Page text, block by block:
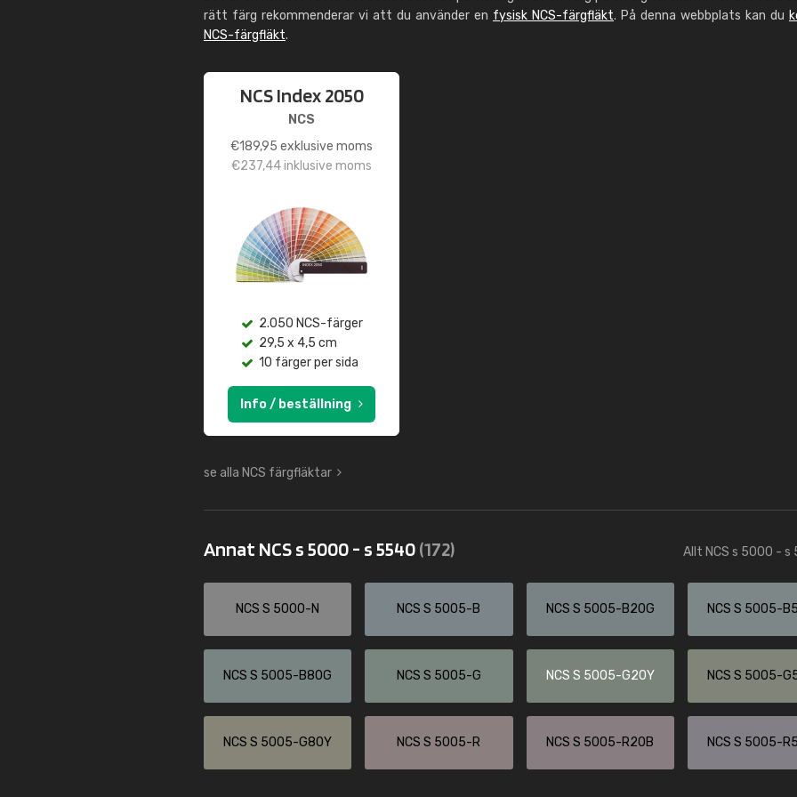
rätt färg rekommenderar vi att du använder en fysisk NCS-färgfläkt. På denna webbplats kan du
NCS-färgfläkt.
NCS Index 2050
NCS
€189,95 exklusive moms
€237,44inklusive moms
2.050 NCS-färger
29,5 x 4,5 cm
10 färger per sida
Info / beställning
se alla NCS färgfläktar
Annat NCS s 5000 - s 5540(172) Allt NCS s 5000 - s
NCS S 5000-N NCS S 5005-B NCS S 5005-B20G NCS S 5005-
NCS S 5005-B80G NCS S 5005-G NCS S 5005-G20Y NCS S 5005-
NCS S 5005-G80Y NCS S 5005-R NCS S 5005-R20B NCS S 5005-